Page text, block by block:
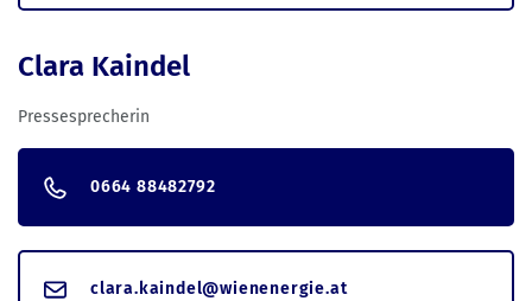
Clara Kaindel
Pressesprecherin
0664 88482792
clara.kaindel@wienenergie.at